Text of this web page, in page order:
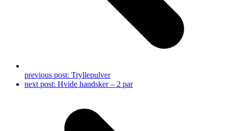
previous post: Tryllepulver
next post: Hvide handsker – 2 par